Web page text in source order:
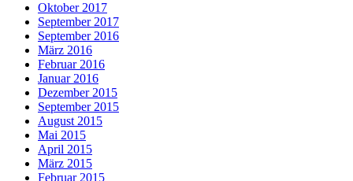
Oktober 2017
September 2017
September 2016
März 2016
Februar 2016
Januar 2016
Dezember 2015
September 2015
August 2015
Mai 2015
April 2015
März 2015
Februar 2015